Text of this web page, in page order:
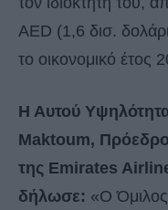
AED (1,6 δισ.
το οικονομικό έτος
Η Αυτού
Maktoum,
της Emirates
δήλωσε: «Ο